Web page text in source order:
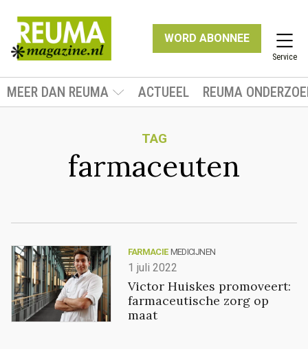
WORD ABONNEE
Service
MEER DAN REUMA ACTUEEL REUMA
TAG
farmaceuten
FARMACIE MEDICIJNEN
1 juli 2022
Victor Huiskes promoveert:
farmaceutische zorg op
maat